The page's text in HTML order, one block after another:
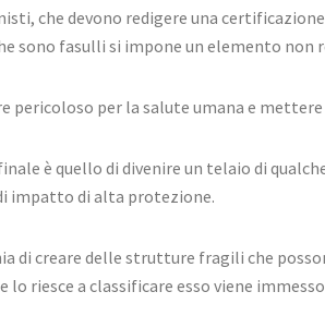
che devono redigere una
sono fasulli si impone un elemento non
pericoloso per la salute umana e
è quello di divenire un telaio di
impatto di alta protezione.
di creare delle strutture fragili che
riesce a classificare esso viene